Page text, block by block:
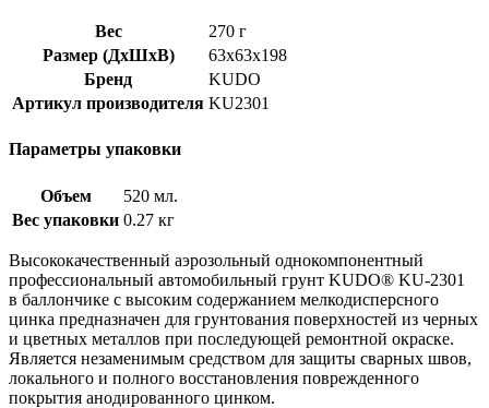
Вес
270 г
Размер (ДхШхВ)
63x63x198
Бренд
KUDO
Артикул производителя KU2301
Параметры упаковки
Объем
520 мл.
Вес упаковки 0.27 кг
Высококачественный аэрозольный однокомпонентный
профессиональный автомобильный грунт KUDO® KU-2301
в баллончике с высоким содержанием мелкодисперсного
цинка предназначен для грунтования поверхностей из черных
и цветных металлов при последующей ремонтной окраске.
Является незаменимым средством для защиты сварных швов,
локального и полного восстановления поврежденного
покрытия анодированного цинком.